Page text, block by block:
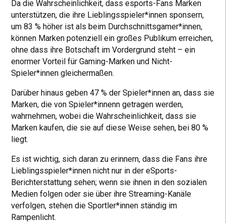
Da die Wahrscheinlichkeit, dass esports-Fans Marken
unterstützen, die ihre Lieblingsspieler*innen sponsern,
um 83 % höher ist als beim Durchschnittsgamer*innen,
können Marken potenziell ein großes Publikum erreichen,
ohne dass ihre Botschaft im Vordergrund steht – ein
enormer Vorteil für Gaming-Marken und Nicht-
Spieler*innen gleichermaßen.
Darüber hinaus geben 47 % der Spieler*innen an, dass sie
Marken, die von Spieler*innenn getragen werden,
wahrnehmen, wobei die Wahrscheinlichkeit, dass sie
Marken kaufen, die sie auf diese Weise sehen, bei 80 %
liegt.
Es ist wichtig, sich daran zu erinnern, dass die Fans ihre
Lieblingsspieler*innen nicht nur in der eSports-
Berichterstattung sehen; wenn sie ihnen in den sozialen
Medien folgen oder sie über ihre Streaming-Kanäle
verfolgen, stehen die Sportler*innen ständig im
Rampenlicht.